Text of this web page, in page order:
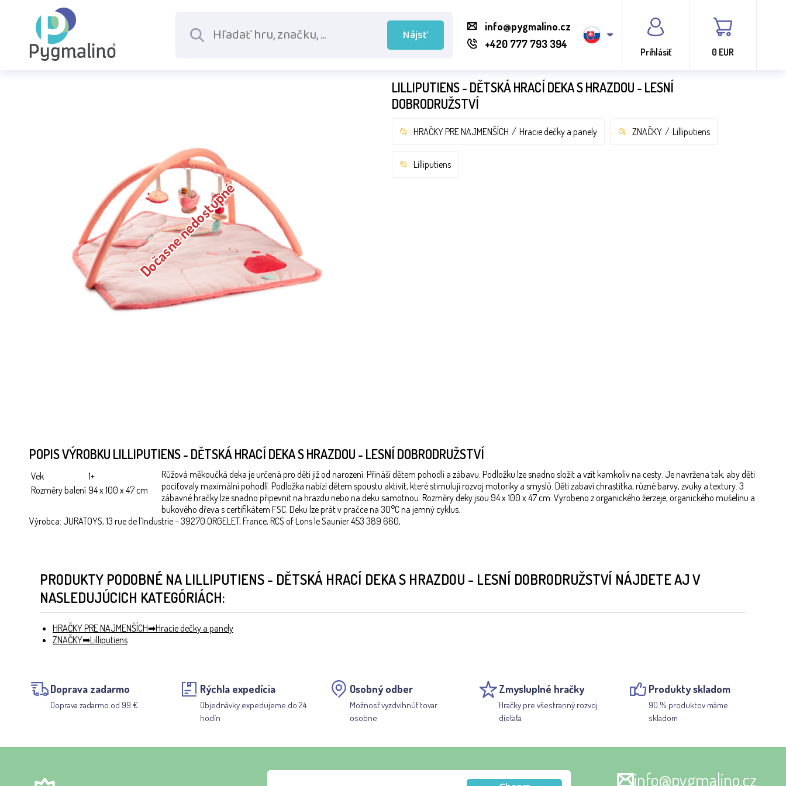
Nájsť
info@pygmalino.cz
+420 777 793 394
Prihlásiť 0 EUR
Dočasne nedostupné
LILLIPUTIENS - DĚTSKÁ HRACÍ DEKA S HRAZDOU - LESNÍ
DOBRODRUŽSTVÍ
HRAČKY PRE NAJMENŠÍCH Hracie dečky a panely ZNAČKY Lilliputiens
Lilliputiens
POPIS VÝROBKU LILLIPUTIENS - DĚTSKÁ HRACÍ DEKA S HRAZDOU - LESNÍ DOBRODRUŽSTVÍ
Vek
1+
Rozměry balení 94 x 100 x 47 cm
Růžová měkoučká deka je určená pro děti již od narození. Přináší dětem pohodlí a zábavu. Podložku lze snadno složit a vzít kamkoliv na cesty. Je navržena tak, aby děti
pociťovaly maximální pohodlí. Podložka nabízí dětem spoustu aktivit, které stimulují rozvoj motoriky a smyslů. Děti zabaví chrastítka, různé barvy, zvuky a textury. 3
zábavné hračky lze snadno připevnit na hrazdu nebo na deku samotnou. Rozměry deky jsou 94 x 100 x 47 cm. Vyrobeno z organického žerzeje, organického mušelínu a
bukového dřeva s certifikátem FSC. Deku lze prát v pračce na 30°C na jemný cyklus.
Výrobca: JURATOYS, 13 rue de l’Industrie – 39270 ORGELET, France, RCS of Lons le Saunier 453 389 660,
PRODUKTY PODOBNÉ NA LILLIPUTIENS - DĚTSKÁ HRACÍ DEKA S HRAZDOU - LESNÍ DOBRODRUŽSTVÍ NÁJDETE AJ V
NASLEDUJÚCICH KATEGÓRIÁCH:
HRAČKY PRE NAJMENŠÍCH
Hracie dečky a panely
ZNAČKY
Lilliputiens
Doprava zadarmo
Doprava zadarmo od 99 €
Rýchla expedícia
Objednávky expedujeme do 24
hodín
Osobný odber
Možnosť vyzdvihnúť tovar
osobne
Zmysluplné hračky
Hračky pre všestranný rozvoj
dieťaťa
Produkty skladom
90 % produktov máme
skladom
info@pygmalino.cz